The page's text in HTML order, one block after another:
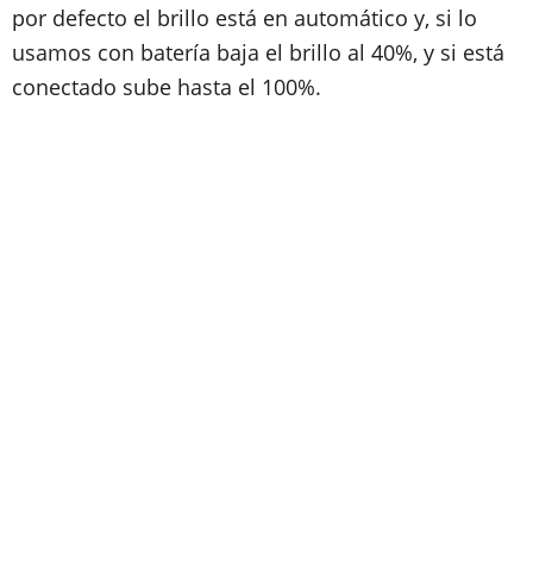
por defecto el brillo está en automático y, si lo
usamos con batería baja el brillo al 40%, y si está
conectado sube hasta el 100%.